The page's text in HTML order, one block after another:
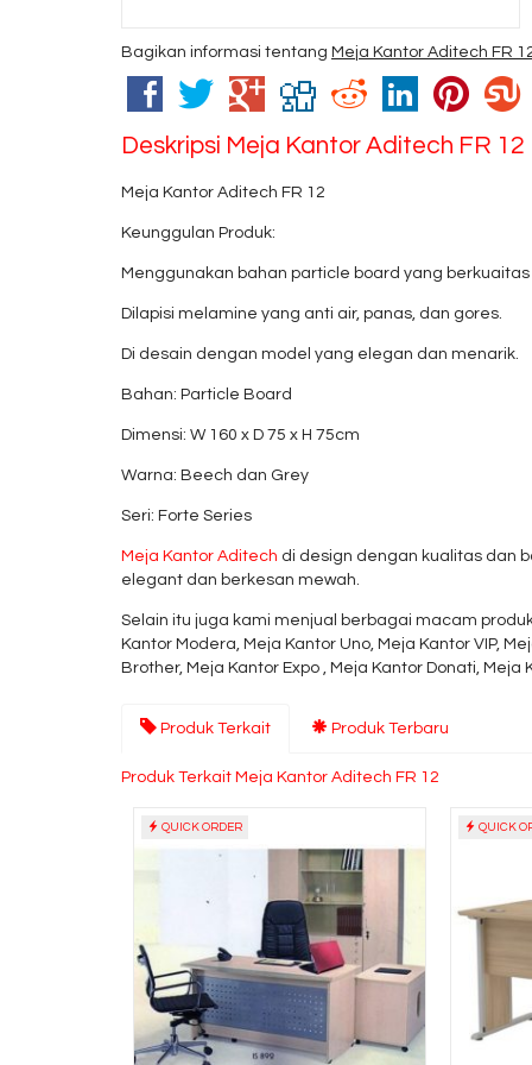
Bagikan informasi tentang Meja Kantor Aditech FR
Deskripsi Meja Kantor Aditech FR 12
Meja Kantor Aditech FR 12
Keunggulan Produk:
Menggunakan bahan particle board yang berkuaitas
Dilapisi melamine yang anti air, panas, dan gores.
Di desain dengan model yang elegan dan menarik.
Bahan: Particle Board
Dimensi: W 160 x D 75 x H 75cm
Warna: Beech dan Grey
Seri: Forte Series
Meja Kantor Aditech di design dengan kualitas dan
elegant dan berkesan mewah.
Selain itu juga kami menjual berbagai macam
Kantor Modera, Meja Kantor Uno, Meja Kantor VIP,
Brother, Meja Kantor Expo , Meja Kantor Donati, Meja
Produk Terkait Produk Terbaru
Produk Terkait Meja Kantor Aditech FR 12
QUICK ORDER QUICK